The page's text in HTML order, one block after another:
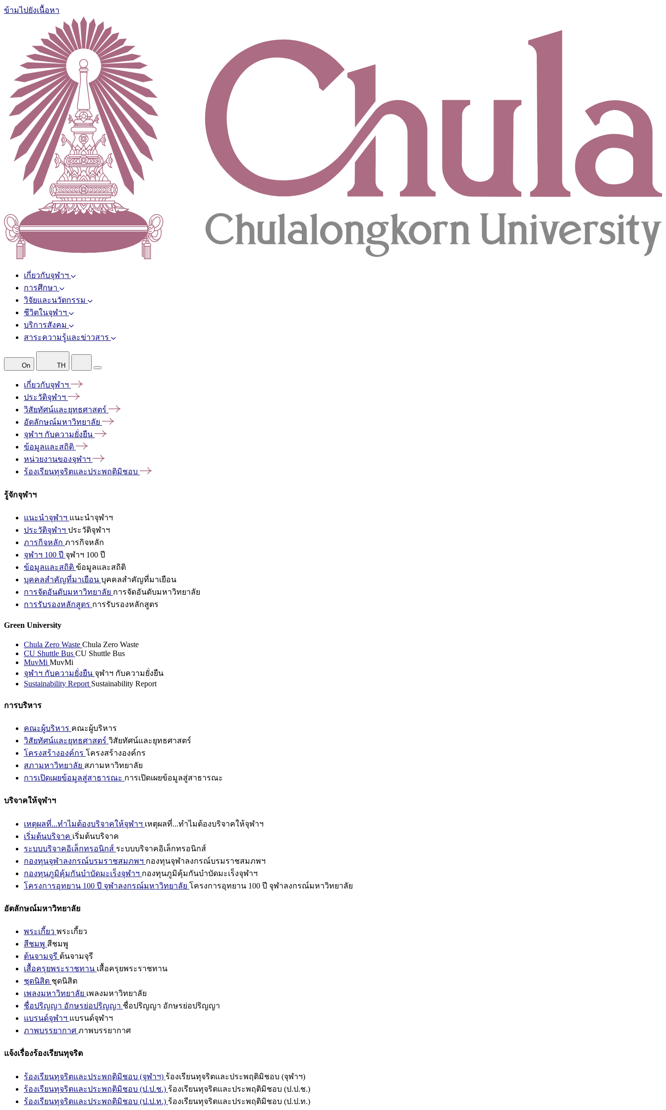
ข้ามไปยังเนื้อหา
เกี่ยวกับจุฬาฯ
การศึกษา
วิจัยและนวัตกรรม
ชีวิตในจุฬาฯ
บริการสังคม
สาระความรู้และข่าวสาร
On TH
เกี่ยวกับจุฬาฯ
ประวัติจุฬาฯ
วิสัยทัศน์และยุทธศาสตร์
อัตลักษณ์มหาวิทยาลัย
จุฬาฯ กับความยั่งยืน
ข้อมูลและสถิติ
หน่วยงานของจุฬาฯ
ร้องเรียนทุจริตและประพฤติมิชอบ
รู้จักจุฬาฯ
แนะนำจุฬาฯ แนะนำจุฬาฯ
ประวัติจุฬาฯ ประวัติจุฬาฯ
ภารกิจหลัก ภารกิจหลัก
จุฬาฯ 100 ปี จุฬาฯ 100 ปี
ข้อมูลและสถิติ ข้อมูลและสถิติ
บุคคลสำคัญที่มาเยือน บุคคลสำคัญที่มาเยือน
การจัดอันดับมหาวิทยาลัย การจัดอันดับมหาวิทยาลัย
การรับรองหลักสูตร การรับรองหลักสูตร
Green University
Chula Zero Waste Chula Zero Waste
CU Shuttle Bus CU Shuttle Bus
MuvMi MuvMi
จุฬาฯ กับความยั่งยืน จุฬาฯ กับความยั่งยืน
Sustainability Report Sustainability Report
การบริหาร
คณะผู้บริหาร คณะผู้บริหาร
วิสัยทัศน์และยุทธศาสตร์ วิสัยทัศน์และยุทธศาสตร์
โครงสร้างองค์กร โครงสร้างองค์กร
สภามหาวิทยาลัย สภามหาวิทยาลัย
การเปิดเผยข้อมูลสู่สาธารณะ การเปิดเผยข้อมูลสู่สาธารณะ
บริจาคให้จุฬาฯ
เหตุผลที่...ทำไมต้องบริจาคให้จุฬาฯ เหตุผลที่...ทำไมต้องบริจาคให้จุฬาฯ
เริ่มต้นบริจาค เริ่มต้นบริจาค
ระบบบริจาคอิเล็กทรอนิกส์ ระบบบริจาคอิเล็กทรอนิกส์
กองทุนจุฬาลงกรณ์บรมราชสมภพฯ กองทุนจุฬาลงกรณ์บรมราชสมภพฯ
กองทุนภูมิคุ้มกันบำบัดมะเร็งจุฬาฯ กองทุนภูมิคุ้มกันบำบัดมะเร็งจุฬาฯ
โครงการอุทยาน 100 ปี จุฬาลงกรณ์มหาวิทยาลัย โครงการอุทยาน 100 ปี จุฬาลงกรณ์มหาวิทยาลัย
อัตลักษณ์มหาวิทยาลัย
พระเกี้ยว พระเกี้ยว
สีชมพู สีชมพู
ต้นจามจุรี ต้นจามจุรี
เสื้อครุยพระราชทาน เสื้อครุยพระราชทาน
ชุดนิสิต ชุดนิสิต
เพลงมหาวิทยาลัย เพลงมหาวิทยาลัย
ชื่อปริญญา อักษรย่อปริญญา ชื่อปริญญา อักษรย่อปริญญา
แบรนด์จุฬาฯ แบรนด์จุฬาฯ
ภาพบรรยากาศ ภาพบรรยากาศ
แจ้งเรื่องร้องเรียนทุจริต
ร้องเรียนทุจริตและประพฤติมิชอบ (จุฬาฯ) ร้องเรียนทุจริตและประพฤติมิชอบ (จุฬาฯ)
ร้องเรียนทุจริตและประพฤติมิชอบ (ป.ป.ช.) ร้องเรียนทุจริตและประพฤติมิชอบ (ป.ป.ช.)
ร้องเรียนทุจริตและประพฤติมิชอบ (ป.ป.ท.) ร้องเรียนทุจริตและประพฤติมิชอบ (ป.ป.ท.)